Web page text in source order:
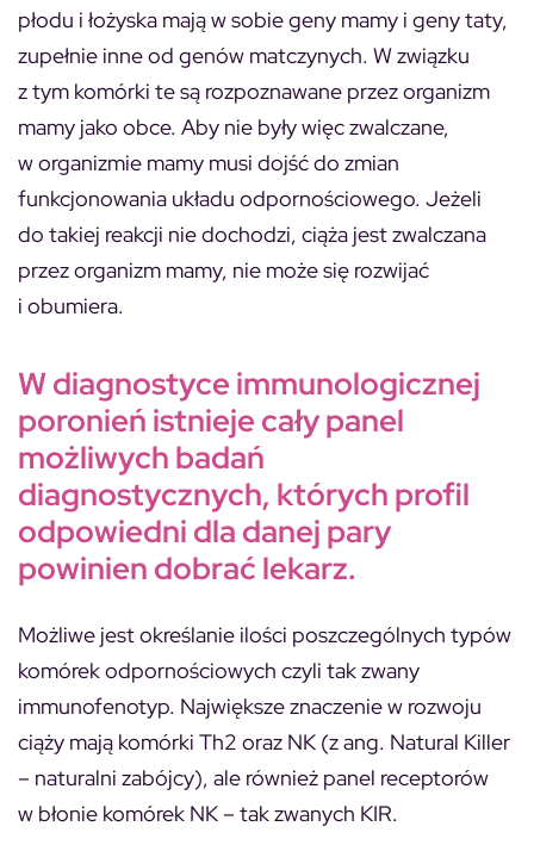
płodu i łożyska mają w sobie geny mamy i geny taty,
zupełnie inne od genów matczynych. W związku
z tym komórki te są rozpoznawane przez organizm
mamy jako obce. Aby nie były więc zwalczane,
w organizmie mamy musi dojść do zmian
funkcjonowania układu odpornościowego. Jeżeli
do takiej reakcji nie dochodzi, ciąża jest zwalczana
przez organizm mamy, nie może się rozwijać
i obumiera.
W diagnostyce immunologicznej
poronień istnieje cały panel
możliwych badań
diagnostycznych, których profil
odpowiedni dla danej pary
powinien dobrać lekarz.
Możliwe jest określanie ilości poszczególnych typów
komórek odpornościowych czyli tak zwany
immunofenotyp. Największe znaczenie w rozwoju
ciąży mają komórki Th2 oraz NK (z ang. Natural Killer
– naturalni zabójcy), ale również panel receptorów
w błonie komórek NK – tak zwanych KIR.